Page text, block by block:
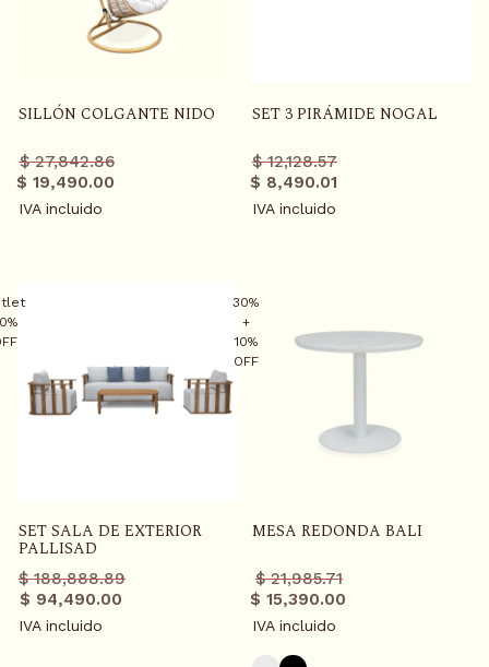
SILLÓN COLGANTE NIDO
Precio
regular
$ 27,842.86
$ 19,490.00
Precio
promo
IVA incluido
SET 3 PIRÁMIDE NOGAL
Precio
regular
$ 12,128.57
$ 8,490.01
Precio
promo
IVA incluido
SET SALA DE EXTERIOR
PALLISAD
Precio
regular
$ 188,888.89
$ 94,490.00
Precio
promo
IVA incluido
MESA REDONDA BALI
Precio
regular
$ 21,985.71
$ 15,390.00
Precio
promo
IVA incluido
30%
+
10%
OFF